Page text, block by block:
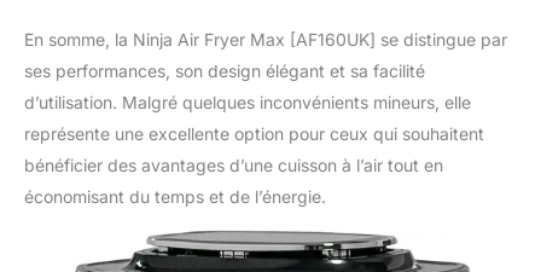
En somme, la Ninja Air Fryer Max [AF160UK] se distingue par
ses performances, son design élégant et sa facilité
d’utilisation. Malgré quelques inconvénients mineurs, elle
représente une excellente option pour ceux qui souhaitent
bénéficier des avantages d’une cuisson à l’air tout en
économisant du temps et de l’énergie.